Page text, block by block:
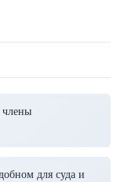
члены
для суда и